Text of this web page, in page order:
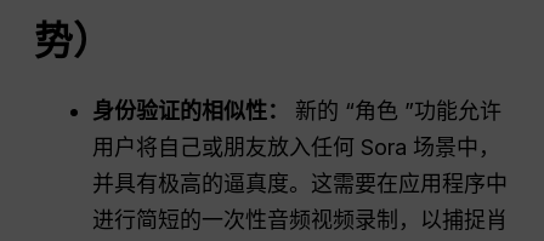
势）
身份验证的相似性：
新的 “角色 ”功能允许
用户将自己或朋友放入任何 Sora 场景中，
并具有极高的逼真度。这需要在应用程序中
进行简短的一次性音频视频录制，以捕捉肖